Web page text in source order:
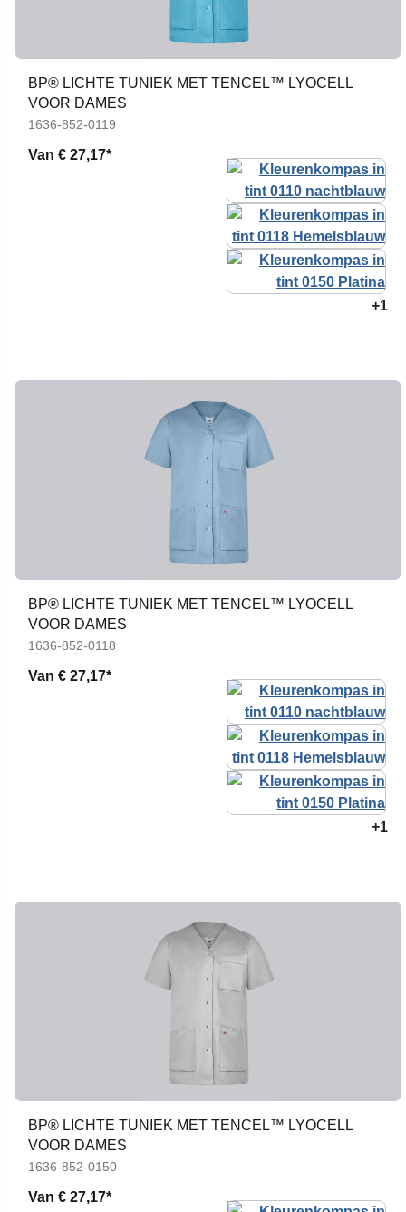
BP® LICHTE TUNIEK MET TENCEL™ LYOCELL
VOOR DAMES
1636-852-0119
Van € 27,17*
+1
BP® LICHTE TUNIEK MET TENCEL™ LYOCELL
VOOR DAMES
1636-852-0118
Van € 27,17*
+1
BP® LICHTE TUNIEK MET TENCEL™ LYOCELL
VOOR DAMES
1636-852-0150
Van € 27,17*